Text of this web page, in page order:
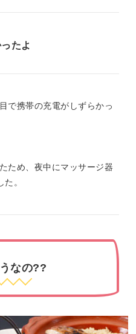
たよ
で携帯の充電がしずらかっ
ため、夜中にマッサージ器
。
なの??